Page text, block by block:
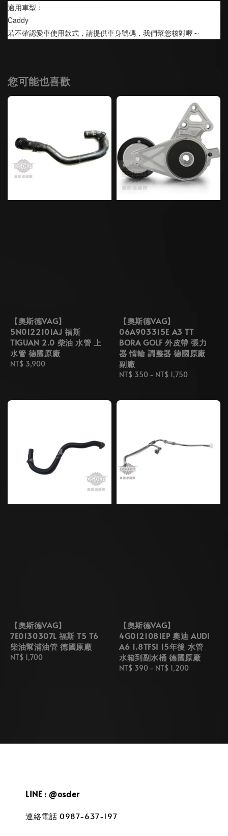
適用車型：
Caddy
若不確認愛車使用款式，請提供車身號碼，我們幫您核對喔～
您可能也喜歡
【奧斯德VAG】
5N0122101AJ 福斯
TIGUAN 2.0 柴油 水管 上
水管 德國原廠
Regular
NT$ 3,900
【奧斯德VAG】
06A903315E A3 TT
BORA GOLF 外皮帶 張力
器 惰輪 調整器 德國原廠
副廠
Regular
NT$ 350 - NT$ 1,750
【奧斯德VAG】
7E0130307L 福斯 T5 T6
柴油幫浦油管 德國原廠
Regular
NT$ 1,700
【奧斯德VAG】
4G0121081EP 奧迪 AUDI
A6 1.8TFSI 15年後 水管
水箱到副水桶 德國原廠
Regular
NT$ 390 - NT$ 1,200
LINE : @osder
連絡電話 0987-637-197